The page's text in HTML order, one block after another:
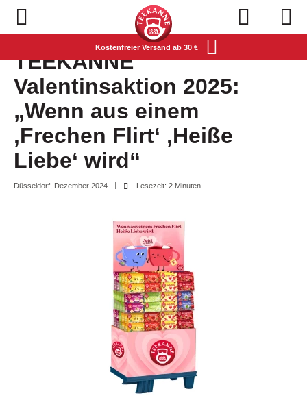
Navigation öffnen
Kostenfreier Versand ab 30 €
TEEKANNE
Valentinsaktion 2025:
„Wenn aus einem
‚Frechen Flirt‘ ‚Heiße
Liebe‘ wird“
Düsseldorf, Dezember 2024 Lesezeit: 2 Minuten